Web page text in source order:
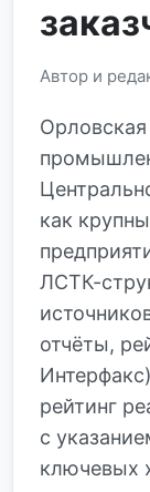
Автор и
как
ЛСТК-
отчёты,
рейтинг
с
ключевых